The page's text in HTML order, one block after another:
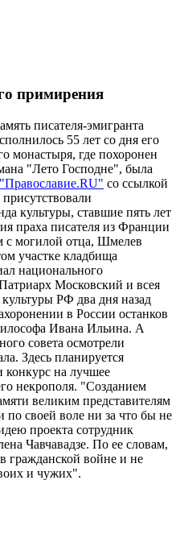
примирения
писателя-эмигранта
55 лет со дня его
монастыря, где похоронен
"Лето Господне", была
"Православие.RU" со ссылкой
культуры, ставшие пять лет
праха писателя из Франции
с могилой отца, Шмелев
участке кладбища
национального
Московский и всея
РФ два дня назад
в России останков
Ивана Ильина. А
совета осмотрели
Здесь планируется
конкурс на лучшее
некрополя. "Созданием
великим представителям
по своей воле ни за что бы не
проекта сотрудник
Чавчавадзе. По ее словам,
гражданской войне и не
и чужих".